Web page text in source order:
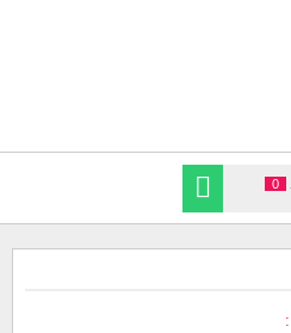
0